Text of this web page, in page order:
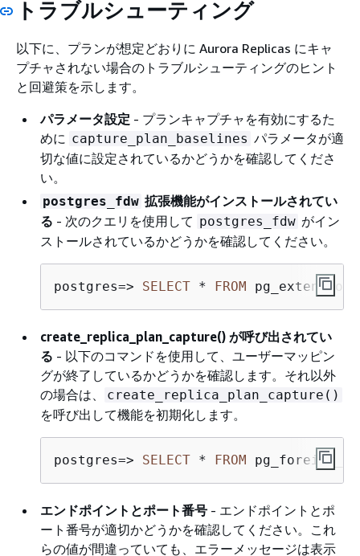
トラブルシューティング
以下に、プランが想定どおりに Aurora Replicas にキャ
プチャされない場合のトラブルシューティングのヒント
と回避策を示します。
パラメータ設定 - プランキャプチャを有効にするた
めに capture_plan_baselines パラメータが適
切な値に設定されているかどうかを確認してくださ
い。
postgres_fdw 拡張機能がインストールされてい
る - 次のクエリを使用して postgres_fdw がイン
ストールされているかどうかを確認してください。
postgres=> SELECT * FROM pg_extension
create_replica_plan_capture() が呼び出されてい
る - 以下のコマンドを使用して、ユーザーマッピン
グが終了しているかどうかを確認します。それ以外
の場合は、
create_replica_plan_capture()
を呼び出して機能を初期化します。
postgres=> SELECT * FROM
エンドポイントとポート番号 - エンドポイントとポ
ート番号が適切かどうかを確認してください。これ
らの値が間違っていても、エラーメッセージは表示